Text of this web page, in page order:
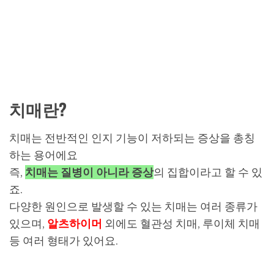
치매란?
치매는 전반적인 인지 기능이 저하되는 증상을 총칭
하는 용어에요
즉, 치매는 질병이 아니라 증상의 집합이라고 할 수 있
죠.
다양한 원인으로 발생할 수 있는 치매는 여러 종류가
있으며, 알츠하이머 외에도 혈관성 치매, 루이체 치매
등 여러 형태가 있어요.